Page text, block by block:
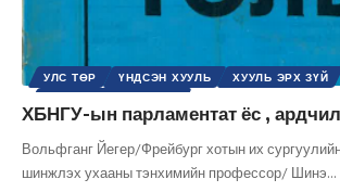
УЛС ТӨР ҮНДСЭН ХУУЛЬ
ХУУЛЬ ЭРХ ЗҮЙ
ХБНГУ-ын парламентат ёс ,
Вольфганг Йегер/Фрейбург хотын их
шинжлэх ухааны тэнхимийн профессор/ Шинэ…